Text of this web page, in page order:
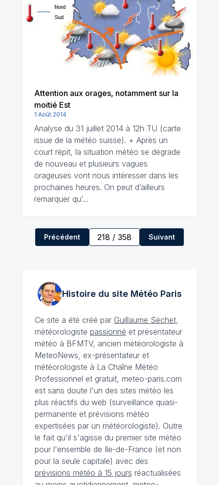
Attention aux orages, notamment sur la
moitié Est
1 Août 2014
Analyse du 31 juillet 2014 à 12h TU (carte
issue de la météo suisse). + Après un
court répit, la situation météo se dégrade
de nouveau et plusieurs vagues
orageuses vont nous intéresser dans les
prochaines heures. On peut d’ailleurs
remarquer qu’…
Précédent 218 / 358 Suivant
Histoire du site MétéoParis
Ce site a été créé par Guillaume Séchet,
météorologiste passionné et présentateur
météo à BFMTV, ancien météorologiste à
MeteoNews, ex-présentateur et
météorologiste à La Chaîne Météo
Professionnel et gratuit, meteo-paris.com
est sans doute l'un des sites météo les
plus réactifs du web (surveillance quasi-
permanente et prévisions météo
expertisées par un météorologiste). Outre
le fait qu'il s'agisse du premier site météo
pour l'ensemble de Ile-de-France (et non
pour la seule capitale) avec des
prévisions météo à 15 jours réactualisées